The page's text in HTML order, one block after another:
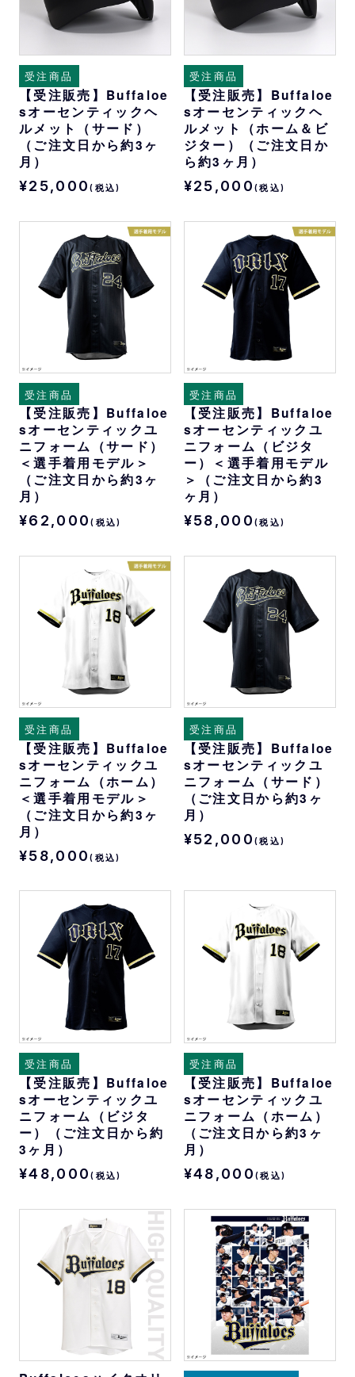
受注商品
【受注販売】Buffaloe
sオーセンティックヘ
ルメット（サード）
（ご注文日から約3ヶ
月）
¥25,000(税込)
受注商品
【受注販売】Buffaloe
sオーセンティックヘ
ルメット（ホーム＆ビ
ジター）（ご注文日か
ら約3ヶ月）
¥25,000(税込)
受注商品
【受注販売】Buffaloe
sオーセンティックユ
ニフォーム（サード）
＜選手着用モデル＞
（ご注文日から約3ヶ
月）
¥62,000(税込)
受注商品
【受注販売】Buffaloe
sオーセンティックユ
ニフォーム（ビジタ
ー）＜選手着用モデル
＞（ご注文日から約3
ヶ月）
¥58,000(税込)
受注商品
【受注販売】Buffaloe
sオーセンティックユ
ニフォーム（ホーム）
＜選手着用モデル＞
（ご注文日から約3ヶ
月）
¥58,000(税込)
受注商品
【受注販売】Buffaloe
sオーセンティックユ
ニフォーム（サード）
（ご注文日から約3ヶ
月）
¥52,000(税込)
受注商品
【受注販売】Buffaloe
sオーセンティックユ
ニフォーム（ビジタ
ー）（ご注文日から約
3ヶ月）
¥48,000(税込)
受注商品
【受注販売】Buffaloe
sオーセンティックユ
ニフォーム（ホーム）
（ご注文日から約3ヶ
月）
¥48,000(税込)